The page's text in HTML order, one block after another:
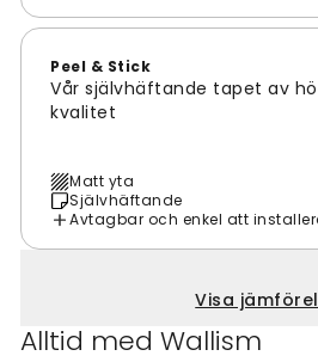
Peel & Stick
Vår självhäftande tapet av
kvalitet
Matt yta
Självhäftande
Avtagbar och enkel att
Visa
Alltid med Wallism